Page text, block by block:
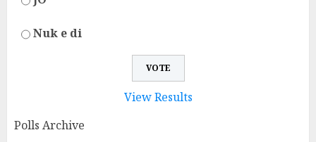
Nuk e di
View Results
Polls Archive